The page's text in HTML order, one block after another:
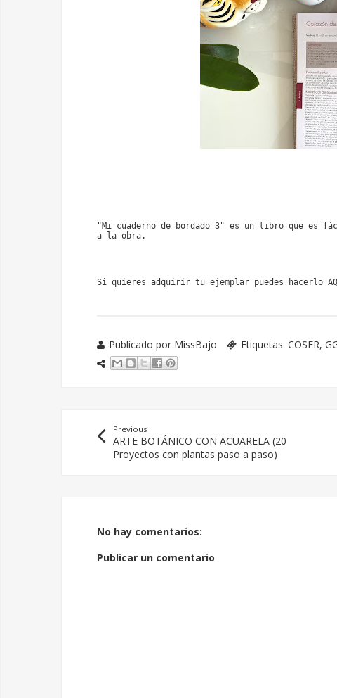
"Mi cuaderno de bordado 3" es un libro que es
a la obra.
Si quieres adquirir tu ejemplar puedes hacerlo
Publicado por MissBajo Etiquetas: COSER,
Previous
ARTE BOTÁNICO CON ACUARELA (20
Proyectos con plantas paso a paso)
No hay comentarios:
Publicar un comentario